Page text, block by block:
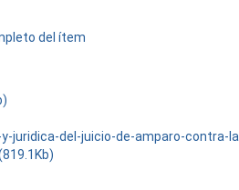
del ítem
juridica-del-juicio-de-amparo-contra-